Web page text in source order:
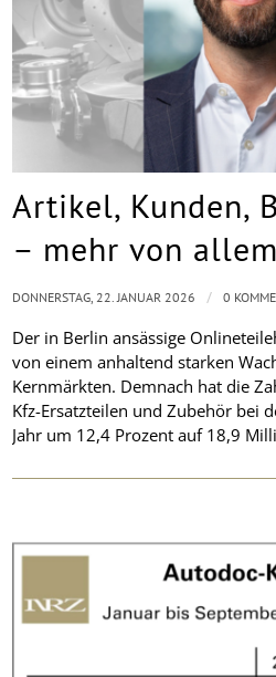
Artikel, Kunden,
– mehr von
Der in Berlin ansässige
von einem anhaltend starken
Kernmärkten. Demnach hat die
Kfz-Ersatzteilen und Zubehör bei
Jahr um 12,4 Prozent auf 18,9
DONNERSTAG, 22. JANUAR 2026 / 0